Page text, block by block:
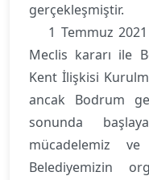
gerçekleşmiştir.
1 Temmuz 2021
Meclis kararı ile
Kent İlişkisi
ancak Bodrum
sonunda
mücadelemiz
Belediyemizin